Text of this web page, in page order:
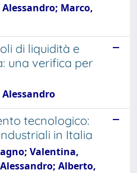
Marco,
di liquidità e
una verifica per
Alessandro
tecnologico:
in Italia
Valentina,
Alberto,